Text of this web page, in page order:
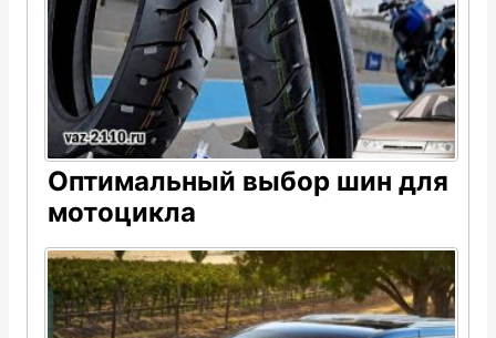
Оптимальный выбор шин для
мотоцикла